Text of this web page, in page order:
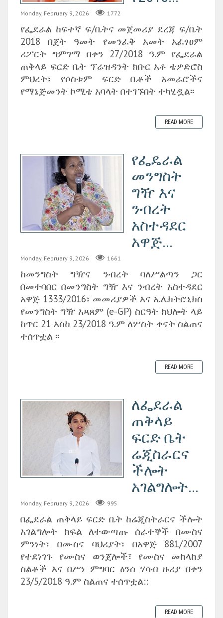
Monday, February 9, 2026 1772
የፌደራል ከፍተኛ ፍ/ቤትና መጀመሪያ ደረጃ ፍ/ቤት
2018 በጀት ዓመት የመንፈቅ አመት አፈፃፀም
ሪፖርት ግምገማ በቀን 27/2018 ዓ.ም የፌደራል
ጠቅላይ ፍርድ ቤት ፕሬዝዳንት ክቡር አቶ ቴዎድሮስ
ምህረት፣ የሶስቱም ፍርድ ቤቶች አመራሮችና
የማኔጅመንት ኮሚቴ አባላት በተገኙበት ተካሂዷል፡፡
READ MORE
የፌዴራል
መንግስት
ግዥ እና
ንብረት
አስተዳደር
አዋጅ...
Monday, February 9, 2026 1661
ከመንግስት ግዥና ንብረት ባለሥልጣን ጋር
በመተባበር በመንግስት ግዥ እና ንብረት አስተዳደር
አዋጅ 1333/2016፣ መመሪያዎች እና ኤሌክትሮኒክስ
የመንግስት ግዥ አጻጸም (e-GP) ስርዓት ክህሎት ላይ
ከጥር 21 እስከ 23/2018 ዓ.ም ለሦስት ቀናት ስልጠና
ተሰጥቷል ፡፡
READ MORE
ለፌደራል
ጠቅላይ
ፍርድ ቤት
ሬጂስራርና
ችሎት
አገልግሎት...
Monday, February 9, 2026 995
በፌደራል ጠቅላይ ፍርድ ቤት ከሬጂስትራርና ችሎት
አገልግሎት ክፍል ለተውጣጡ ሰራተኞች በሙስና
ምንነት፣ በሙስና ባህሪያት፣ በአዋጅ 881/2007
የተደነገጉ የሙስና ወንጀሎች፣ የሙስና መከላከያ
ስልቶች እና በሥነ ምግባር ፅንሰ ሃሳብ ዙሪያ በቀን
23/5/2018 ዓ.ም ስልጠና ተሰጥቷል::
READ MORE